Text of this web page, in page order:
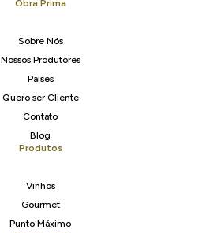
Obra Prima
Sobre Nós
Nossos Produtores
Países
Quero ser Cliente
Contato
Blog
Produtos
Vinhos
Gourmet
Punto Máximo